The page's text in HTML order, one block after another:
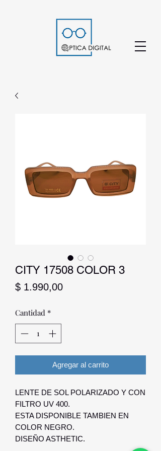
CITY 17508 COLOR 3
$ 1.990,00Precio
Cantidad *
Agregar al carrito
LENTE DE SOL POLARIZADO Y CON
FILTRO UV 400.
ESTA DISPONIBLE TAMBIEN EN
COLOR NEGRO.
DISEÑO ASTHETIC.